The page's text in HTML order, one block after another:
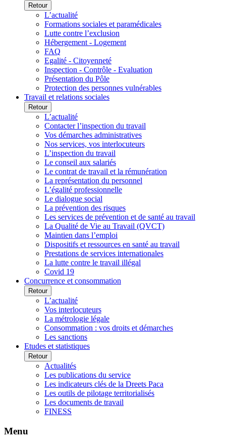
Retour
L’actualité
Formations sociales et paramédicales
Lutte contre l’exclusion
Hébergement - Logement
FAQ
Egalité - Citoyenneté
Inspection - Contrôle - Evaluation
Présentation du Pôle
Protection des personnes vulnérables
Travail et relations sociales
Retour
L’actualité
Contacter l’inspection du travail
Vos démarches administratives
Nos services, vos interlocuteurs
L’inspection du travail
Le conseil aux salariés
Le contrat de travail et la rémunération
La représentation du personnel
L’égalité professionnelle
Le dialogue social
La prévention des risques
Les services de prévention et de santé au travail
La Qualité de Vie au Travail (QVCT)
Maintien dans l’emploi
Dispositifs et ressources en santé au travail
Prestations de services internationales
La lutte contre le travail illégal
Covid 19
Concurrence et consommation
Retour
L’actualité
Vos interlocuteurs
La métrologie légale
Consommation : vos droits et démarches
Les sanctions
Etudes et statistiques
Retour
Actualités
Les publications du service
Les indicateurs clés de la Dreets Paca
Les outils de pilotage territorialisés
Les documents de travail
FINESS
Menu